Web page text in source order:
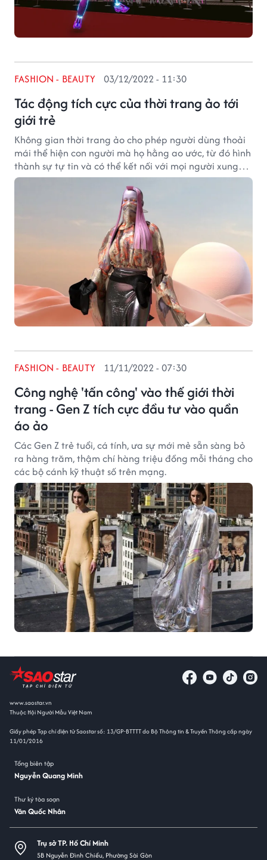
Tác động tích cực của thời trang ảo tới
giới trẻ
FASHION - BEAUTY 03/12/2022 - 11:30
Không gian thời trang ảo cho phép người dùng thoải
mái thể hiện con người mà họ hằng ao ước, từ đó hình
thành sự tự tin và có thể kết nối với mọi người xung
quanh.
Công nghệ 'tấn công' vào thế giới thời
trang - Gen Z tích cực đầu tư vào quần
áo ảo
FASHION - BEAUTY 11/11/2022 - 07:30
Các Gen Z trẻ tuổi, cá tính, ưa sự mới mẻ sẵn sàng bỏ
ra hàng trăm, thậm chí hàng triệu đồng mỗi tháng cho
các bộ cánh kỹ thuật số trên mạng.
www.saostar.vn
Thuộc Hội Người Mẫu Việt Nam
Giấy phép Tạp chí điện tử Saostar số: 13/GP-BTTTT do Bộ Thông tin & Truyền Thông cấp ngày
11/01/2016
Tổng biên tập
Nguyễn Quang Minh
Thư ký tòa soạn
Văn Quốc Nhân
Trụ sở TP. Hồ Chí Minh
5B Nguyễn Đình Chiểu, Phường Sài Gòn